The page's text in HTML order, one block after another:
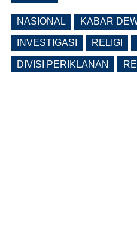
NASIONAL KABAR
INVESTIGASI RELIGI
DIVISI PERIKLANAN